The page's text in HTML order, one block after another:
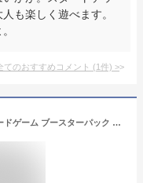
も楽しく遊べます。
てのおすすめコメント (1件) >
【12月中旬入荷予定】 ONE PIECE カードゲーム ブースターパック ROMANCE DAWN 【OP-01】 【BOX（24パック入り）】